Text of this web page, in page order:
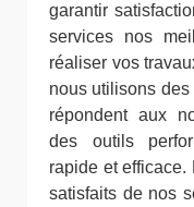
garantir
services nos
réaliser vos
nous utilisons
répondent aux
des outils
rapide et efficace.
satisfaits de nos